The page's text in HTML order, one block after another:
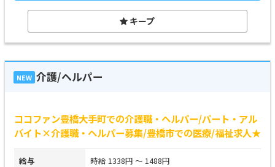
キープ
NEW 介護/ヘルパー
ココファン豊橋大手町での介護職・ヘルパー/パート・アル
バイト×介護職・ヘルパー募集/豊橋市での医療/福祉求人★
給与 時給 1338円 ～ 1488円